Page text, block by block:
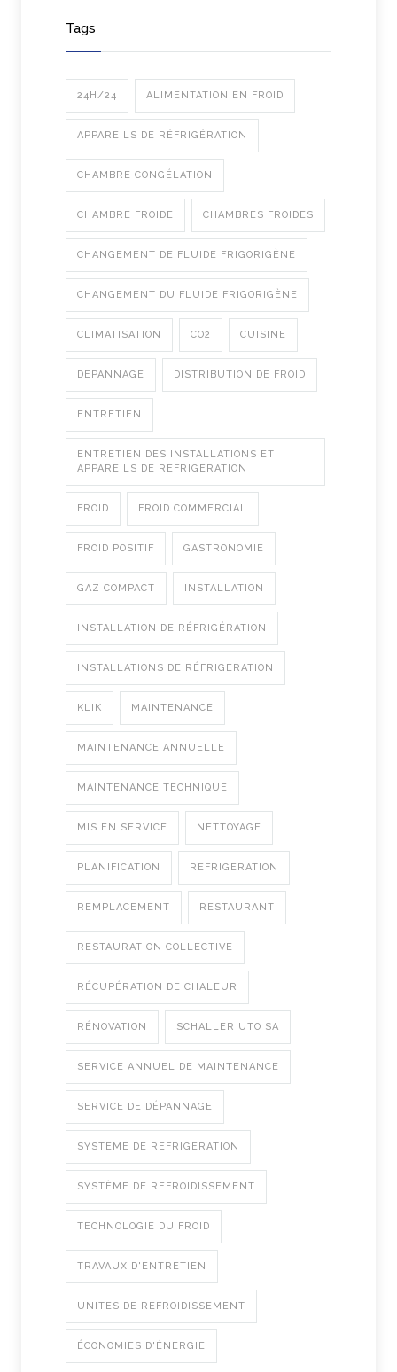
Tags
24H/24 ALIMENTATION EN FROID
APPAREILS DE RÉFRIGÉRATION
CHAMBRE CONGÉLATION
CHAMBRE FROIDE CHAMBRES FROIDES
CHANGEMENT DE FLUIDE FRIGORIGÈNE
CHANGEMENT DU FLUIDE FRIGORIGÈNE
CLIMATISATION CO2 CUISINE
DEPANNAGE DISTRIBUTION DE FROID
ENTRETIEN
ENTRETIEN DES INSTALLATIONS ET
APPAREILS DE REFRIGERATION
FROID FROID COMMERCIAL
FROID POSITIF GASTRONOMIE
GAZ COMPACT INSTALLATION
INSTALLATION DE RÉFRIGÉRATION
INSTALLATIONS DE RÉFRIGERATION
KLIK MAINTENANCE
MAINTENANCE ANNUELLE
MAINTENANCE TECHNIQUE
MIS EN SERVICE NETTOYAGE
PLANIFICATION REFRIGERATION
REMPLACEMENT RESTAURANT
RESTAURATION COLLECTIVE
RÉCUPÉRATION DE CHALEUR
RÉNOVATION SCHALLER UTO SA
SERVICE ANNUEL DE MAINTENANCE
SERVICE DE DÉPANNAGE
SYSTEME DE REFRIGERATION
SYSTÈME DE REFROIDISSEMENT
TECHNOLOGIE DU FROID
TRAVAUX D'ENTRETIEN
UNITES DE REFROIDISSEMENT
ÉCONOMIES D'ÉNERGIE